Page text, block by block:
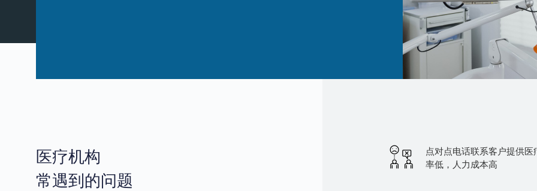
医疗机构
常遇到的问题
点对点电话联系客户提供医
率低，人力成本高